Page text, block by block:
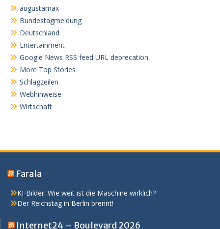
augustamax
Bundestagmeldung
Deutschland
Entertainment
Google News RSS feed URL deprecation
More Top Stories
Schlagzeilen
Webhinweise
Wirtschaft
Farala
KI-Bilder: Wie weit ist die Maschine wirklich?
Der Reichstag in Berlin brennt!
Internet24 – Boulevard 2026